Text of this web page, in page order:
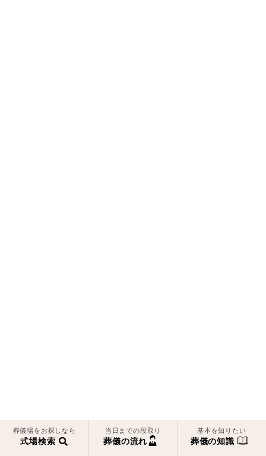
葬儀場をお探しなら
式場検索
当日までの段取り
葬儀の流れ
基本を知りたい
葬儀の知識